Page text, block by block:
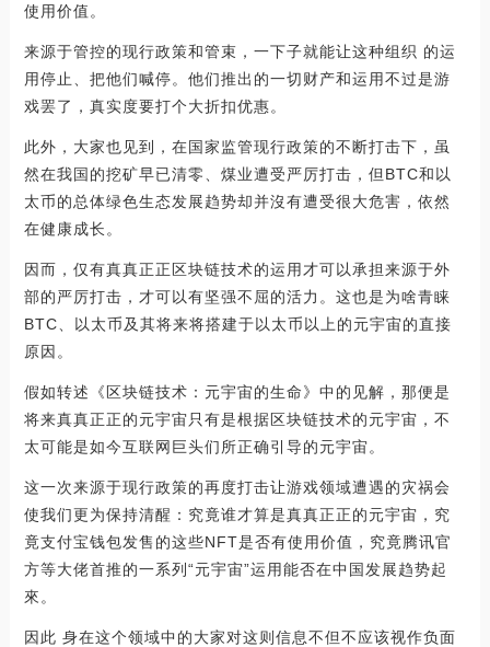
使用价值。
来源于管控的现行政策和管束，一下子就能让这种组织 的运
用停止、把他们喊停。他们推出的一切财产和运用不过是游
戏罢了，真实度要打个大折扣优惠。
此外，大家也见到，在国家监管现行政策的不断打击下，虽
然在我国的挖矿早已清零、煤业遭受严厉打击，但BTC和以
太币的总体绿色生态发展趋势却并沒有遭受很大危害，依然
在健康成长。
因而，仅有真真正正区块链技术的运用才可以承担来源于外
部的严厉打击，才可以有坚强不屈的活力。这也是为啥青睐
BTC、以太币及其将来将搭建于以太币以上的元宇宙的直接
原因。
假如转述《区块链技术：元宇宙的生命》中的见解，那便是
将来真真正正的元宇宙只有是根据区块链技术的元宇宙，不
太可能是如今互联网巨头们所正确引导的元宇宙。
这一次来源于现行政策的再度打击让游戏领域遭遇的灾祸会
使我们更为保持清醒：究竟谁才算是真真正正的元宇宙，究
竟支付宝钱包发售的这些NFT是否有使用价值，究竟腾讯官
方等大佬首推的一系列“元宇宙”运用能否在中国发展趋势起
來。
因此 身在这个领域中的大家对这则信息不但不应该视作负面